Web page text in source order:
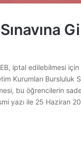
iptal edilebilmesi için
Bursluluk
bu öğrencilerin
yazı ile 25 Haziran